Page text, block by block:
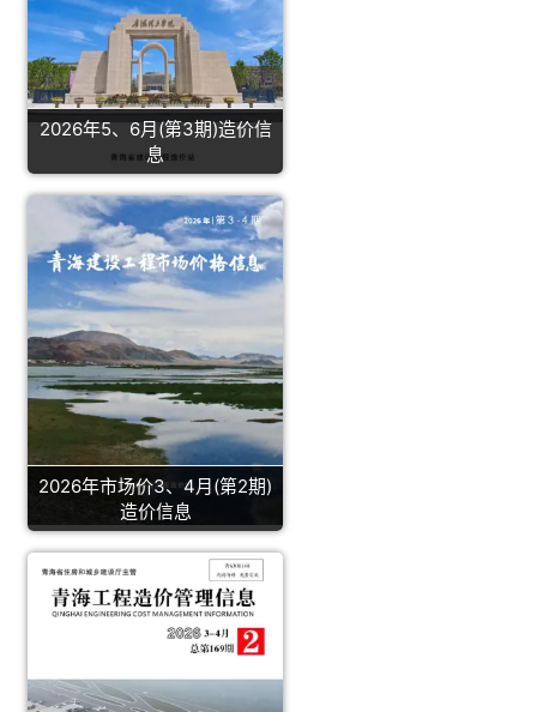
2026年5、6月(第3期)造价信
息
2026年市场价3、4月(第2期)
造价信息